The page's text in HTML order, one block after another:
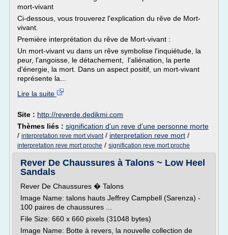
mort-vivant
Ci-dessous, vous trouverez l'explication du rêve de Mort-
vivant.
Première interprétation du rêve de Mort-vivant :
Un mort-vivant vu dans un rêve symbolise l'inquiétude, la
peur, l'angoisse, le détachement, l'aliénation, la perte
d'énergie, la mort. Dans un aspect positif, un mort-vivant
représente la...
Lire la suite
Site : http://reverde.dedikmi.com
Thèmes liés : signification d'un reve d'une personne morte
/ interpretation reve mort vivant/ interpretation reve mort /
interpretation reve mort proche / signification reve mort proche
Rever De Chaussures à Talons ~ Low Heel
Sandals
Rever De Chaussures � Talons
Image Name: talons hauts Jeffrey Campbell (Sarenza) -
100 paires de chaussures ...
File Size: 660 x 660 pixels (31048 bytes)
Image Name: Botte à revers, la nouvelle collection de